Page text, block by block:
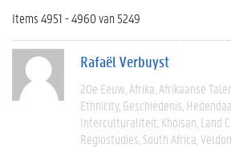
Items 4951 - 4960 van 5249
Rafaël Verbuyst
20e Eeuw Afrika Afrikaanse
Ethnicity Geschiedenis
Interculturaliteit Khoisan Land
Regiostudies South Africa